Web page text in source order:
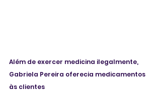
Além de exercer medicina ilegalmente,
Gabriela Pereira oferecia medicamentos
às clientes